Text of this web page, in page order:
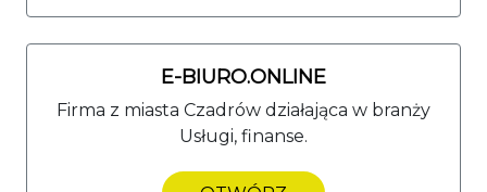
E-BIURO.ONLINE
Firma z miasta Czadrów działająca w branży
Usługi, finanse.